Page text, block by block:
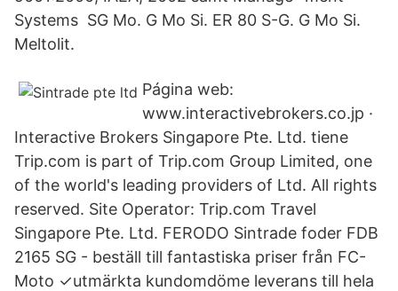
Systems SG Mo. G Mo Si. ER 80 S-G. G Mo Si.
Meltolit.
Página web:
www.interactivebrokers.co.jp ·
Interactive Brokers Singapore Pte. Ltd. tiene
Trip.com is part of Trip.com Group Limited, one
of the world's leading providers of Ltd. All rights
reserved. Site Operator: Trip.com Travel
Singapore Pte. Ltd. FERODO Sintrade foder FDB
2165 SG - beställ till fantastiska priser från FC-
Moto ✓utmärkta kundomdöme leverans till hela